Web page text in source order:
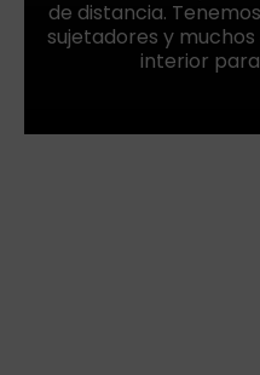
de distancia.
sujetadores y
interior